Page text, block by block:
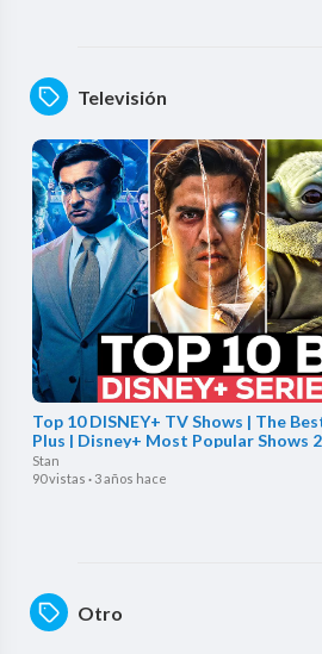
Televisión
Top 10 DISNEY+ TV Shows | The
Plus | Disney+ Most Popular Shows
Stan
90 vistas · 3 años hace
Otro